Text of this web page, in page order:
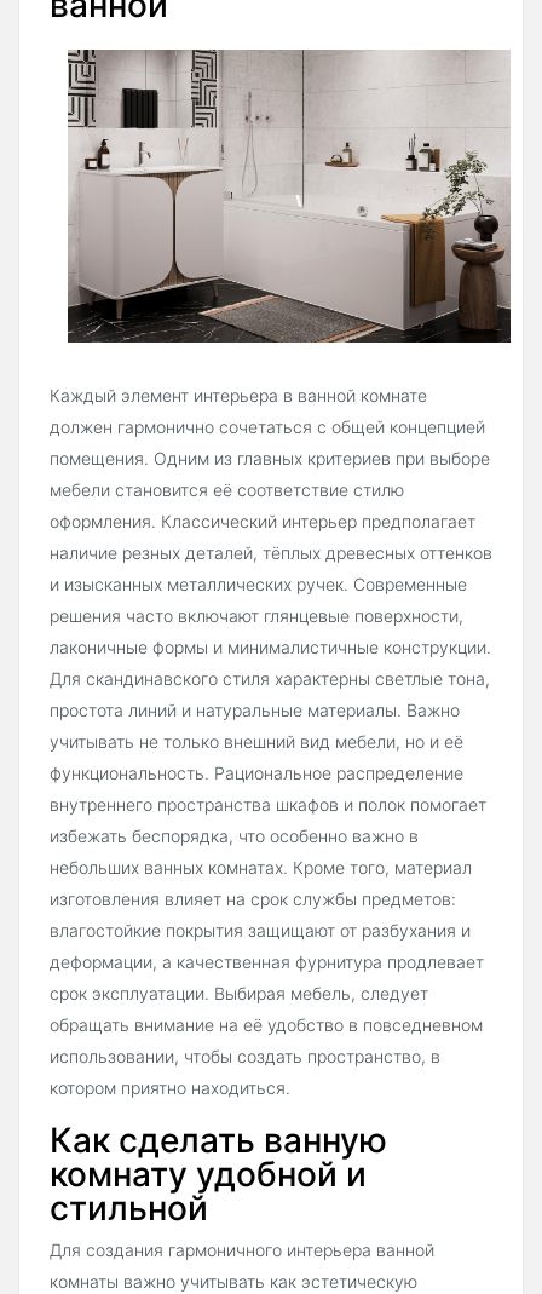
Каждый элемент интерьера в ванной комнате
должен гармонично сочетаться с общей концепцией
помещения. Одним из главных критериев при выборе
мебели становится её соответствие стилю
оформления. Классический интерьер предполагает
наличие резных деталей, тёплых древесных оттенков
и изысканных металлических ручек. Современные
решения часто включают глянцевые поверхности,
лаконичные формы и минималистичные конструкции.
Для скандинавского стиля характерны светлые тона,
простота линий и натуральные материалы. Важно
учитывать не только внешний вид мебели, но и её
функциональность. Рациональное распределение
внутреннего пространства шкафов и полок помогает
избежать беспорядка, что особенно важно в
небольших ванных комнатах. Кроме того, материал
изготовления влияет на срок службы предметов:
влагостойкие покрытия защищают от разбухания и
деформации, а качественная фурнитура продлевает
срок эксплуатации. Выбирая мебель, следует
обращать внимание на её удобство в повседневном
использовании, чтобы создать пространство, в
котором приятно находиться.
Как сделать ванную
комнату удобной и
стильной
Для создания гармоничного интерьера ванной
комнаты важно учитывать как эстетическую